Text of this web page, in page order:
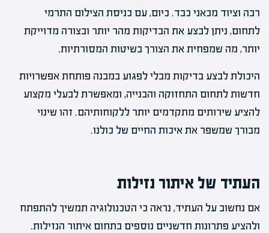
רבה וציוד מכאני כבד. כיום, עם כניסת הצילום התרמי
לתחום, ניתן לבצע את הבדיקות מהר יותר ובצורה מדוייקת
יותר, מה שמפחית את הצורך בשיטות המסורתיות.
היכולת לבצע בדיקות מבלי לפגוע במבנה פותחת אפשרויות
חדשות לתחום התחזוקה והבנייה, ומאפשרת לבעלי מקצוע
להציע שירותים מתקדמים יותר ללקוחותיהם. זהו שינוי
מבורך שמשפר את איכות החיים של כולנו.
העתיד של איתור נזילות
אם נחשוב על העתיד, נראה כי הטכנולוגיה תמשיך להתפתח
ולהציע פתרונות חדשניים נוספים בתחום איתור הנזילות.